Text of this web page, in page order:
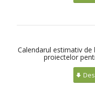
Calendarul estimativ de
proiectelor